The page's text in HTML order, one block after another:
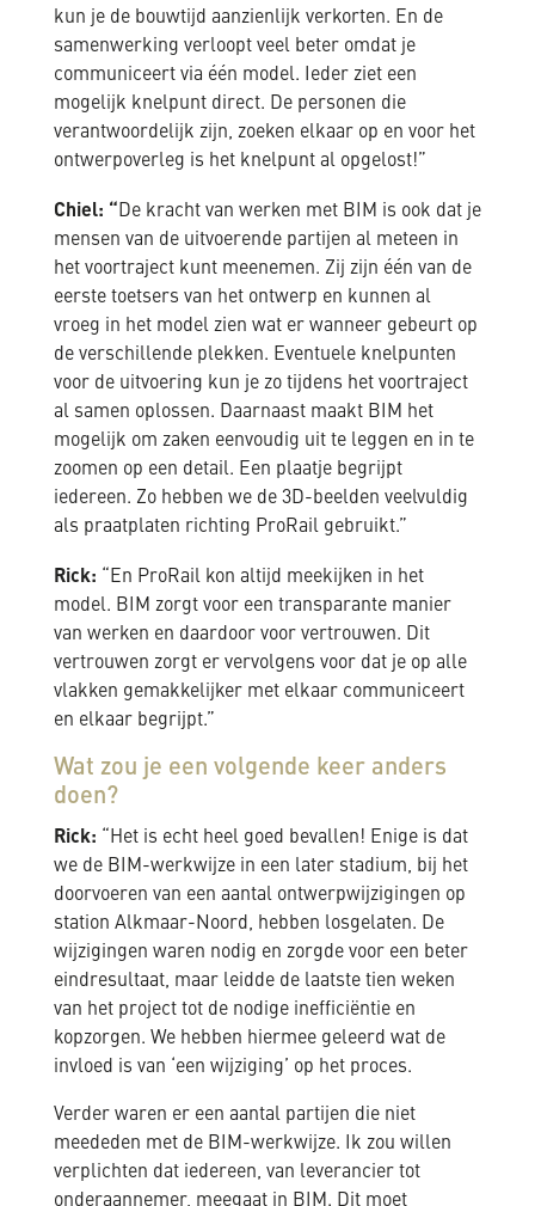
kun je de bouwtijd aanzienlijk verkorten. En de
samenwerking verloopt veel beter omdat je
communiceert via één model. Ieder ziet een
mogelijk knelpunt direct. De personen die
verantwoordelijk zijn, zoeken elkaar op en voor het
ontwerpoverleg is het knelpunt al opgelost!”
Chiel: “De kracht van werken met BIM is ook dat je
mensen van de uitvoerende partijen al meteen in
het voortraject kunt meenemen. Zij zijn één van de
eerste toetsers van het ontwerp en kunnen al
vroeg in het model zien wat er wanneer gebeurt op
de verschillende plekken. Eventuele knelpunten
voor de uitvoering kun je zo tijdens het voortraject
al samen oplossen. Daarnaast maakt BIM het
mogelijk om zaken eenvoudig uit te leggen en in te
zoomen op een detail. Een plaatje begrijpt
iedereen. Zo hebben we de 3D-beelden veelvuldig
als praatplaten richting ProRail gebruikt.”
Rick: “En ProRail kon altijd meekijken in het
model. BIM zorgt voor een transparante manier
van werken en daardoor voor vertrouwen. Dit
vertrouwen zorgt er vervolgens voor dat je op alle
vlakken gemakkelijker met elkaar communiceert
en elkaar begrijpt.”
Wat zou je een volgende keer anders
doen?
Rick: “Het is echt heel goed bevallen! Enige is dat
we de BIM-werkwijze in een later stadium, bij het
doorvoeren van een aantal ontwerpwijzigingen op
station Alkmaar-Noord, hebben losgelaten. De
wijzigingen waren nodig en zorgde voor een beter
eindresultaat, maar leidde de laatste tien weken
van het project tot de nodige inefficiëntie en
kopzorgen. We hebben hiermee geleerd wat de
invloed is van ‘een wijziging’ op het proces.
Verder waren er een aantal partijen die niet
meededen met de BIM-werkwijze. Ik zou willen
verplichten dat iedereen, van leverancier tot
onderaannemer, meegaat in BIM. Dit moet